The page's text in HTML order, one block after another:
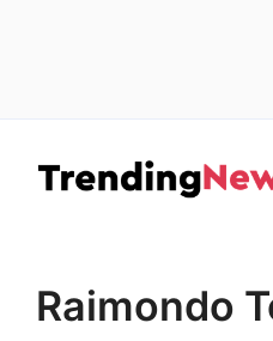
contenuto
Raimondo